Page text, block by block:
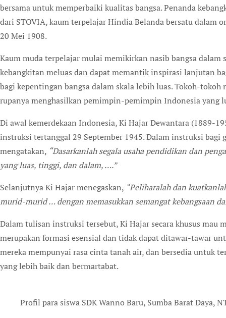
bersama untuk memperbaiki kualitas bangsa. Penanda
dari STOVIA, kaum terpelajar Hindia Belanda bersatu dalam
20 Mei 1908.
Kaum muda terpelajar mulai memikirkan nasib bangsa dalam
kebangkitan meluas dan dapat memantik inspirasi lanjutan
bagi kepentingan bangsa dalam skala lebih luas. Tokoh-
rupanya menghasilkan pemimpin-pemimpin Indonesia yang
Di awal kemerdekaan Indonesia, Ki Hajar Dewantara (1889-
instruksi tertanggal 29 September 1945. Dalam instruksi
mengatakan, “Dasarkanlah segala usaha pendidikan dan
yang luas, tinggi, dan dalam, ….”
Selanjutnya Ki Hajar menegaskan, “Peliharalah dan
murid-murid … dengan memasukkan semangat kebangsaan
Dalam tulisan instruksi tersebut, Ki Hajar secara khusus mau
merupakan formasi esensial dan tidak dapat ditawar-tawar
mereka mempunyai rasa cinta tanah air, dan bersedia untuk
yang lebih baik dan bermartabat.
Profil para siswa SDK Wanno Baru, Sumba Barat Daya,